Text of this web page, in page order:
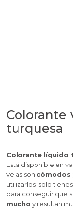
Colorante
turquesa
Colorante líquido
Está disponible en
velas son cómodos
utilizarlos: solo
para conseguir que
mucho y resultan